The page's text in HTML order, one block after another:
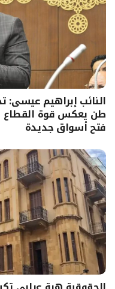
طن يعكس قوة القطاع
فتح أسواق جديدة